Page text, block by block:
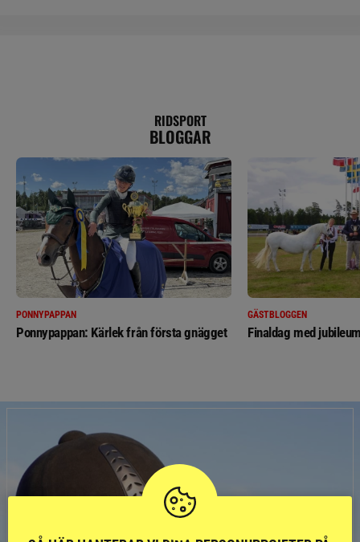
RIDSPORT
BLOGGAR
PONNYPAPPAN
Ponnypappan: Kärlek från första gnägget
GÄSTBLOGGEN
Finaldag med